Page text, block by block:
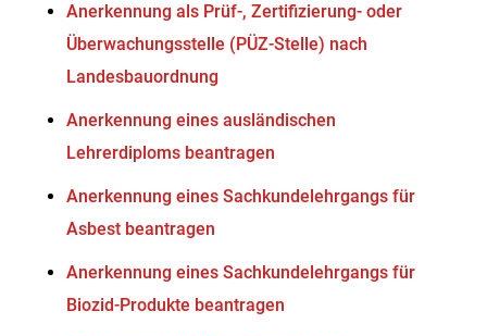
Anerkennung als Prüf-, Zertifizierung- oder
Überwachungsstelle (PÜZ-Stelle) nach
Landesbauordnung
Anerkennung eines ausländischen
Lehrerdiploms beantragen
Anerkennung eines Sachkundelehrgangs für
Asbest beantragen
Anerkennung eines Sachkundelehrgangs für
Biozid-Produkte beantragen